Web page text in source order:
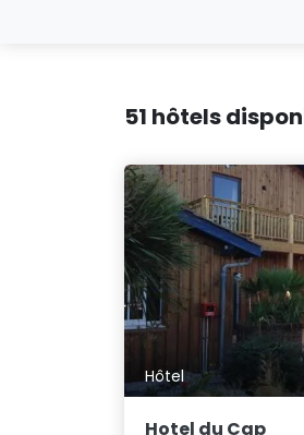
51 hôtels
Hôtel
Hotel du Cap